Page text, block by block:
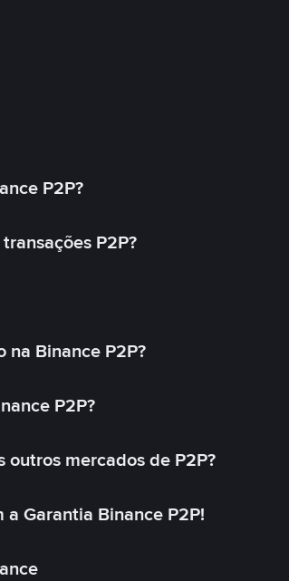
P2P?
P2P?
Binance P2P?
P2P?
outros mercados de P2P?
Garantia Binance P2P!